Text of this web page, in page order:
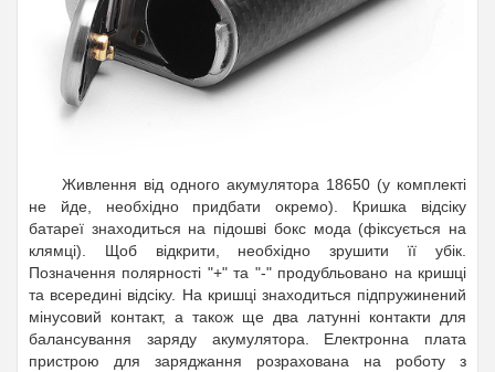
Живлення від одного акумулятора 18650 (у комплекті
не йде, необхідно придбати окремо). Кришка відсіку
батареї знаходиться на підошві бокс мода (фіксується на
клямці). Щоб відкрити, необхідно зрушити її убік.
Позначення полярності "+" та "-" продубльовано на кришці
та всередині відсіку. На кришці знаходиться підпружинений
мінусовий контакт, а також ще два латунні контакти для
балансування заряду акумулятора. Електронна плата
пристрою для заряджання розрахована на роботу з